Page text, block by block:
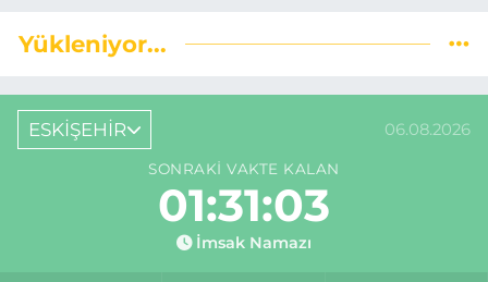
Yükleniyor...
ESKİŞEHİR 06.08.2026
SONRAKI VAKTE KALAN
01:31:02
İmsak Namazı